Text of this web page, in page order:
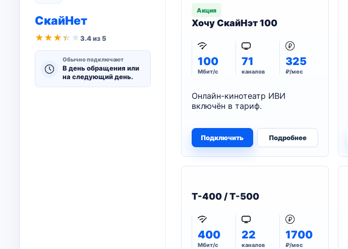
СкайНет
★ ★ ★ ★ ★3.4 из 5
Обычно подключают
В день обращения или
на следующий день.
Акция
Хочу СкайНэт 100
100
Мбит/с
71
каналов
325
₽/мес
Онлайн-кинотеатр ИВИ
включён в тариф.
Подключить Подробнее
T-400 / T-500
400
Мбит/с
22
каналов
1700
₽/мес